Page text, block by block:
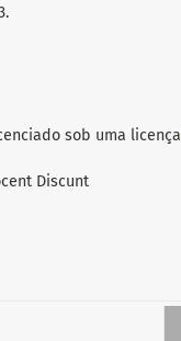
sob uma licença
Discunt